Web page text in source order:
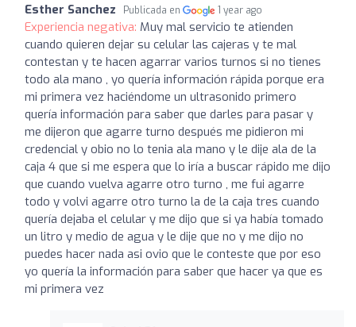
Esther Sanchez Publicada en 1 year ago
Experiencia negativa: Muy mal servicio te atienden
cuando quieren dejar su celular las cajeras y te mal
contestan y te hacen agarrar varios turnos si no tienes
todo ala mano , yo quería información rápida porque era
mi primera vez haciéndome un ultrasonido primero
quería información para saber que darles para pasar y
me dijeron que agarre turno después me pidieron mi
credencial y obio no lo tenia ala mano y le dije ala de la
caja 4 que si me espera que lo iría a buscar rápido me dijo
que cuando vuelva agarre otro turno , me fui agarre
todo y volvi agarre otro turno la de la caja tres cuando
quería dejaba el celular y me dijo que si ya había tomado
un litro y medio de agua y le dije que no y me dijo no
puedes hacer nada asi ovio que le conteste que por eso
yo quería la información para saber que hacer ya que es
mi primera vez